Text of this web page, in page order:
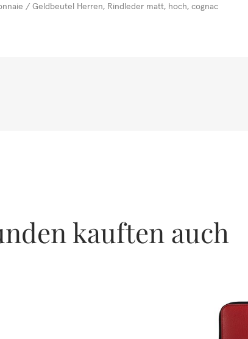
/ Geldbeutel Herren, Rindleder matt, hoch, cognac
kauften auch